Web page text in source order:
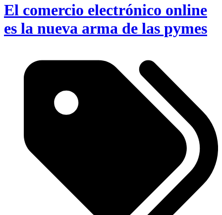
El comercio electrónico online
es la nueva arma de las pymes